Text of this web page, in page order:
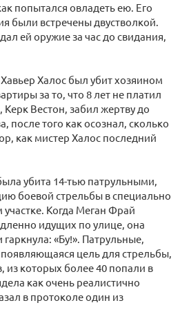
попытался овладеть ею. Его
были встречены двустволкой.
ей оружие за час до свидания,
Халос был убит хозяином
за то, что 8 лет не платил
Вестон, забил жертву до
после того как осознал, сколько
как мистер Халос последний
убита 14-тью патрульными,
боевой стрельбы в специально
Когда Меган Фрай
идущих по улице, она
«Бу!». Патрульные,
появляющаяся цель для стрельбы,
из которых более 40 попали в
как очень реалистично
в протоколе один из